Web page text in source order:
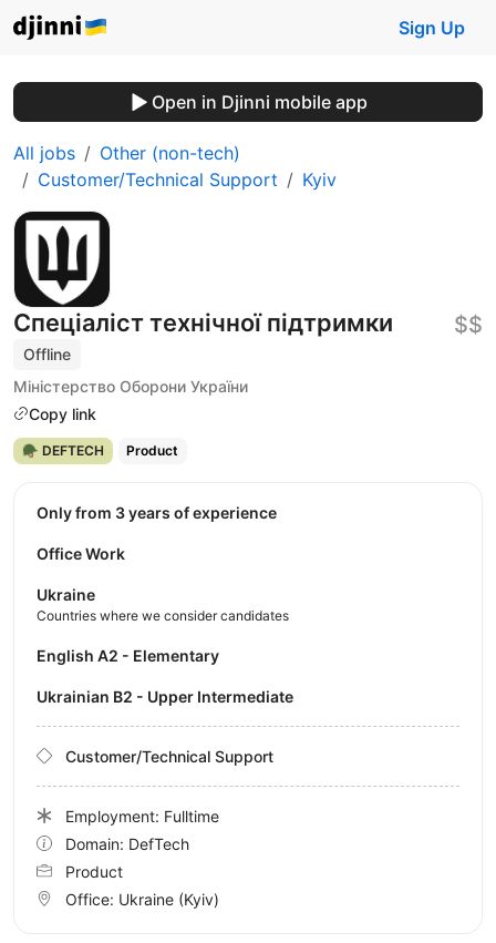
Sign Up
Open in Djinni mobile app
All jobs
Other (non-tech)
Customer/Technical Support
Kyiv
Спеціаліст технічної підтримки
Offline
Міністерство Оборони України
Copy link
$$
🪖 DEFTECH Product
Only from 3 years of experience
Office Work
Ukraine
Countries where we consider candidates
English A2 - Elementary
Ukrainian B2 - Upper Intermediate
Customer/Technical Support
Employment: Fulltime
Domain: DefTech
Product
Office: Ukraine (Kyiv)